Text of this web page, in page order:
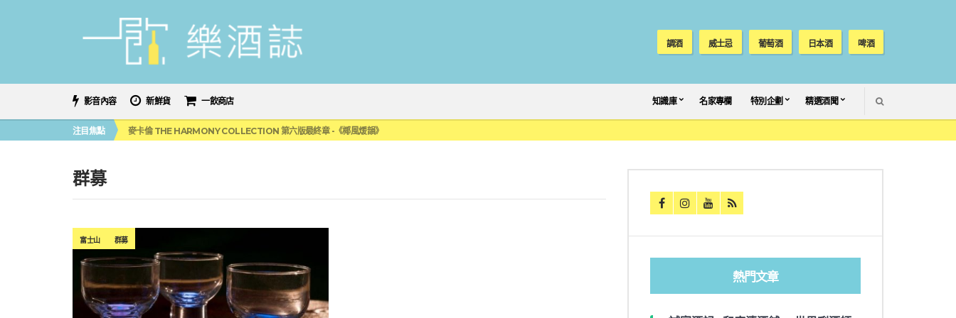
調酒 威士忌 葡萄酒 日本酒 啤酒
影音內容 新鮮貨 一飲商店 知識庫 名家專欄 特別企劃 精選酒聞
注目焦點
美國正式恢復蘇格蘭威士忌零關稅！烈酒產業再次迎來重磅利多
麥卡倫 THE HARMONY COLLECTION 第六版最終章 -《椰風煖韻》
角嗨尬炸物X爽快這一步，角瓶攜手頂呱呱 全新套餐限時登場
群募
富士山 群募
熱門文章